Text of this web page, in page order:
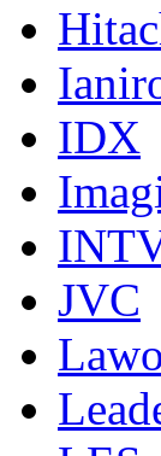
IDX
JVC
Lawo